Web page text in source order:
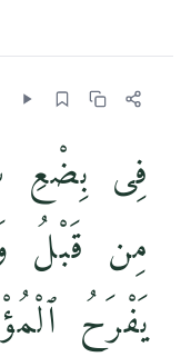
فِى بِضْعِ
مِن قَبْلُ
يَفْرَحُ